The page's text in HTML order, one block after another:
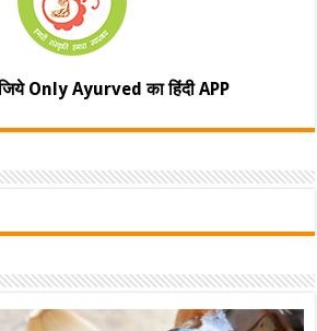
Only Ayurved का हिंदी APP